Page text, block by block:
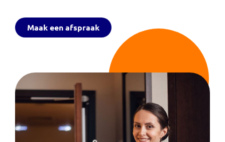
Maak een afspraak